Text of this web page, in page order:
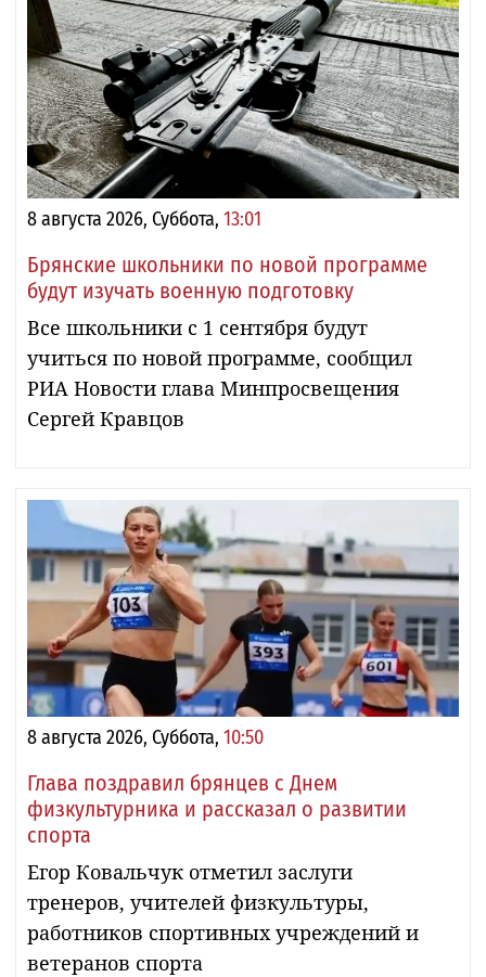
8 августа 2026, Суббота, 13:01
Брянские школьники по новой программе
будут изучать военную подготовку
Все школьники с 1 сентября будут
учиться по новой программе, сообщил
РИА Новости глава Минпросвещения
Сергей Кравцов
8 августа 2026, Суббота, 10:50
Глава поздравил брянцев с Днем
физкультурника и рассказал о развитии
спорта
Егор Ковальчук отметил заслуги
тренеров, учителей физкультуры,
работников спортивных учреждений и
ветеранов спорта